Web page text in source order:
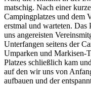
matschig. Nach einer
Campingplatzes und dem
erstmal und warteten.
uns angereisten
Unterfangen seitens der
Umparken und Markisen-
Platzes schließlich kam
auf den wir uns von
aufbauen und der